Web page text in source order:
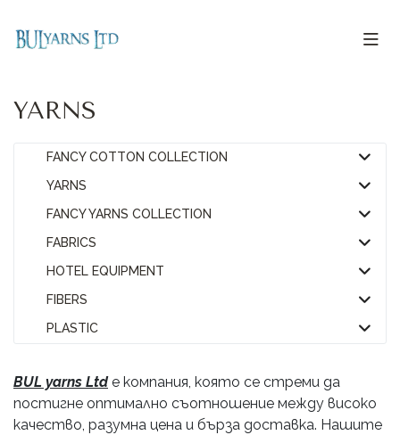
YARNS
FANCY COTTON COLLECTION
YARNS
FANCY YARNS COLLECTION
FABRICS
HOTEL EQUIPMENT
FIBERS
PLASTIC
BUL yarns Ltdе компания, която се стреми да
постигне оптимално съотношение между високо
качество, разумна цена и бърза доставка. Нашите